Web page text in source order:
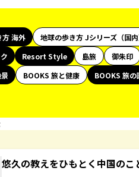
方 海外 地球の歩き方 Jシリーズ（国内
Resort Style 島旅 御朱印
BOOKS 旅と健康 BOOKS 旅の
悠久の教えをひもとく中国のこ